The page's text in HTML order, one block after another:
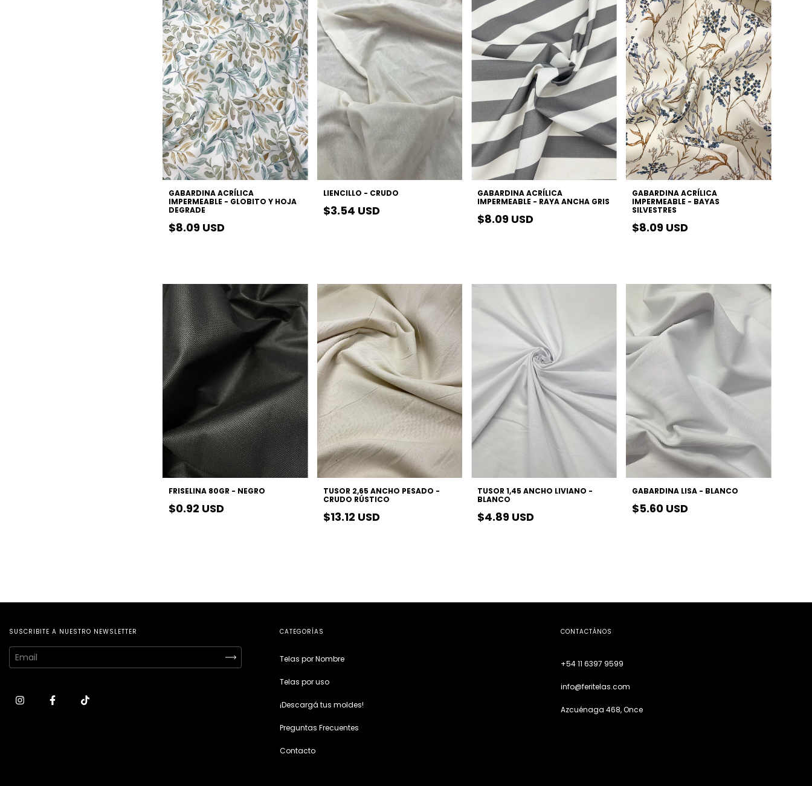
GABARDINA ACRÍLICA
IMPERMEABLE - GLOBITO Y HOJA
DEGRADE
$8.09 USD
LIENCILLO - CRUDO
$3.54 USD
GABARDINA ACRÍLICA
IMPERMEABLE - RAYA ANCHA GRIS
$8.09 USD
GABARDINA ACRÍLICA
IMPERMEABLE - BAYAS
SILVESTRES
$8.09 USD
FRISELINA 80GR - NEGRO
$0.92 USD
TUSOR 2,65 ANCHO PESADO -
CRUDO RÚSTICO
$13.12 USD
TUSOR 1,45 ANCHO LIVIANO -
BLANCO
$4.89 USD
GABARDINA LISA - BLANCO
$5.60 USD
SUSCRIBITE A NUESTRO NEWSLETTER CATEGORÍAS
Telas por Nombre
Telas por uso
¡Descargá tus moldes!
Preguntas Frecuentes
Contacto
CONTACTÁNOS
+54 11 6397 9599
info@feritelas.com
Azcuénaga 468, Once